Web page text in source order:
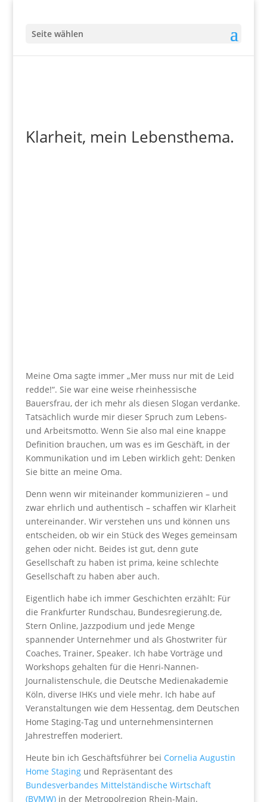
Seite wählen
Klarheit, mein Lebensthema.
Meine Oma sagte immer „Mer muss nur mit de Leid
redde!“. Sie war eine weise rheinhessische
Bauersfrau, der ich mehr als diesen Slogan verdanke.
Tatsächlich wurde mir dieser Spruch zum Lebens-
und Arbeitsmotto. Wenn Sie also mal eine knappe
Definition brauchen, um was es im Geschäft, in der
Kommunikation und im Leben wirklich geht: Denken
Sie bitte an meine Oma.
Denn wenn wir miteinander kommunizieren – und
zwar ehrlich und authentisch – schaffen wir Klarheit
untereinander. Wir verstehen uns und können uns
entscheiden, ob wir ein Stück des Weges gemeinsam
gehen oder nicht. Beides ist gut, denn gute
Gesellschaft zu haben ist prima, keine schlechte
Gesellschaft zu haben aber auch.
Eigentlich habe ich immer Geschichten erzählt: Für
die Frankfurter Rundschau, Bundesregierung.de,
Stern Online, Jazzpodium und jede Menge
spannender Unternehmer und als Ghostwriter für
Coaches, Trainer, Speaker. Ich habe Vorträge und
Workshops gehalten für die Henri-Nannen-
Journalistenschule, die Deutsche Medienakademie
Köln, diverse IHKs und viele mehr. Ich habe auf
Veranstaltungen wie dem Hessentag, dem Deutschen
Home Staging-Tag und unternehmensinternen
Jahrestreffen moderiert.
Heute bin ich Geschäftsführer bei Cornelia Augustin
Home Stagingund Repräsentant des
Bundesverbandes Mittelständische Wirtschaft
(BVMW)in der Metropolregion Rhein-Main.